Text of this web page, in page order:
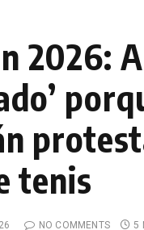
2026:
tenis
NO COMMENTS 5